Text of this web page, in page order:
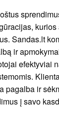
kurios
Sandas.lt
ir
efektyviai
pagalba ir
į savo